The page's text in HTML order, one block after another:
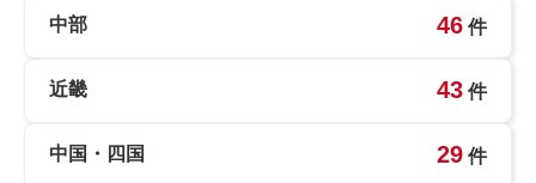
中部 46 件
近畿 43 件
中国・四国 29 件